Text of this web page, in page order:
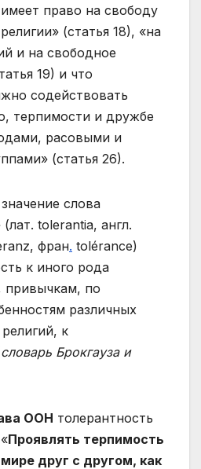
право на свободу
(статья 18), «на
и на свободное
19) и что
содействовать
терпимости и дружбе
расовыми и
(статья 26).
слова
(лат. tolerantia, англ.
фран. tolérance)
к иного рода
привычкам, по
различных
к
словарь Брокгауза и
ООН толерантность
Проявлять терпимость
друг с другом, как